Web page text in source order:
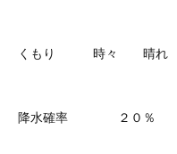
くもり 時々 晴れ
降水確率 ２０％